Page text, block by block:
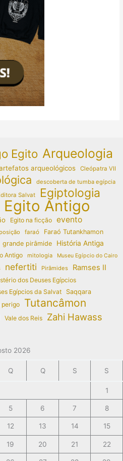
Egito Arqueologia
arqueológicos Cleópatra VII
descoberta de tumba egípcia
Salvat Egiptologia
Egito Antigo
Egito na ficção evento
faraó Faraó Tutankhamon
grande pirâmide
História Antiga
Antigo mitologia Museu Egípcio do Cairo
nefertiti Pirâmides Ramses II
dos Deuses Egípcios
Egípcios da Salvat
Saqqara
perigo
Tutancâmon
Vale dos Reis Zahi Hawass
2026
Q Q S S
1
5 6 7 8
12 13 14 15
19 20 21 22